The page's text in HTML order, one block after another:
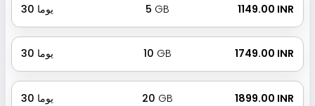
30 يوما 5 GB ₹ 1149.00 INR
30 يوما 10 GB ₹ 1749.00 INR
30 يوما 20 GB ₹ 1899.00 INR